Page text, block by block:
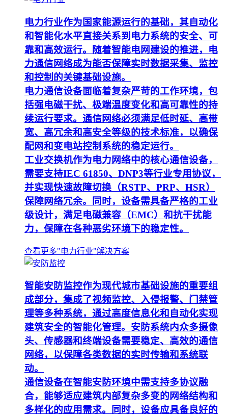
电力行业作为国家能源运行的基础，其自动化
和智能化水平直接关系到电力系统的安全、可
靠和高效运行。随着智能电网建设的推进，电
力通信网络成为能否保障实时数据采集、监控
和控制的关键基础设施。
电力通信设备面临着复杂严苛的工作环境，包
括强电磁干扰、极端温度变化和高可靠性的持
续运行要求。通信网络必须满足低时延、高带
宽、高冗余和高安全等级的技术标准，以确保
配网和变电站控制系统的稳定运行。
工业交换机作为电力网络中的核心通信设备，
需要支持IEC 61850、DNP3等行业专用协议，
并实现快速故障切换（RSTP、PRP、HSR）
保障网络冗余。同时，设备需具备严格的工业
级设计，满足电磁兼容（EMC）和抗干扰能
力，保障在各种恶劣环境下的稳定性。
查看更多"电力行业"解决方案
智能安防监控作为现代城市基础设施的重要组
成部分，集成了视频监控、入侵报警、门禁管
理等多种系统，通过高度信息化和自动化实现
建筑安全的智能化管理。安防系统内众多摄像
头、传感器和终端设备需要稳定、高效的通信
网络，以保障各类数据的实时传输和系统联
动。
通信设备在智能安防环境中需支持多协议融
合，能够适应建筑内部复杂多变的网络结构和
多样化的应用需求。同时，设备应具备良好的